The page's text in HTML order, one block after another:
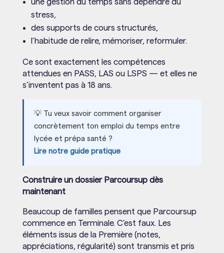
une gestion du temps sans dépendre du
stress,
des supports de cours structurés,
l’habitude de relire, mémoriser, reformuler.
Ce sont exactement les compétences
attendues en PASS, LAS ou LSPS — et elles ne
s’inventent pas à 18 ans.
💡 Tu veux savoir comment organiser
concrètement ton emploi du temps entre
lycée et prépa santé ?
Lire notre guide pratique
Construire un dossier Parcoursup dès
maintenant
Beaucoup de familles pensent que Parcoursup
commence en Terminale. C’est faux. Les
éléments issus de la Première (notes,
appréciations, régularité) sont transmis et pris